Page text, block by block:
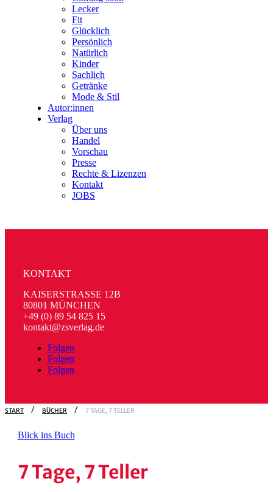
Lecker
Fit
Glücklich
Persönlich
Natürlich
Kinder
Sachlich
Getränke
Mode & Stil
Autor:innen
Verlag
Über uns
Handel
Vorschau
Presse
Rechte & Lizenzen
Kontakt
JOBS
KONTAKT
KAISERSTRASSE 12B
80801 MÜNCHEN
+49 (0) 89 54 825 15
kontakt@zsverlag.de
Folgen
Folgen
Folgen
START BÜCHER 7 TAGE, 7 TELLER
Blick ins Buch
7 Tage, 7 Teller